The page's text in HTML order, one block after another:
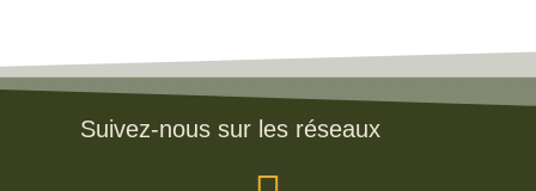
Suivez-nous sur les réseaux